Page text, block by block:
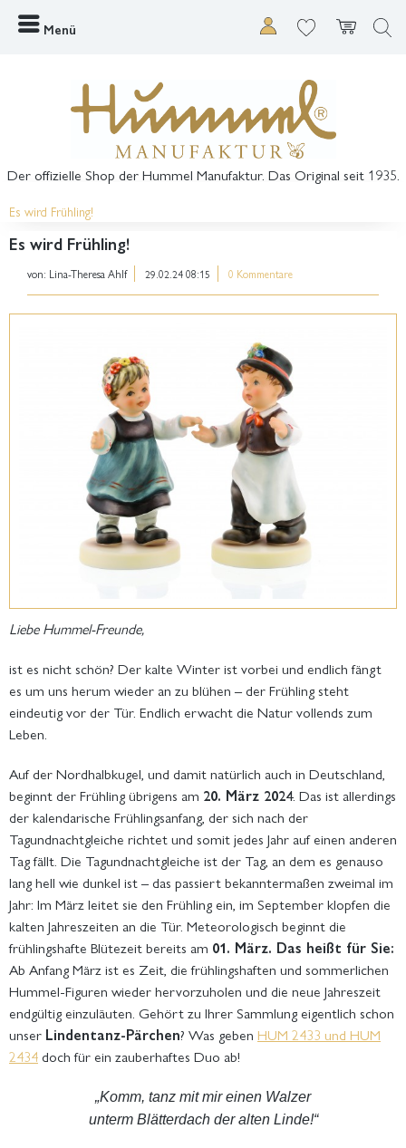
Menü
Der offizielle Shop der Hummel Manufaktur. Das Original seit 1935.
Es wird Frühling!
Es wird Frühling!
von: Lina-Theresa Ahlf 29.02.24 08:15 0 Kommentare
Liebe Hummel-Freunde,
ist es nicht schön? Der kalte Winter ist vorbei und endlich fängt
es um uns herum wieder an zu blühen – der Frühling steht
eindeutig vor der Tür. Endlich erwacht die Natur vollends zum
Leben.
Auf der Nordhalbkugel, und damit natürlich auch in Deutschland,
beginnt der Frühling übrigens am 20. März 2024. Das ist allerdings
der kalendarische Frühlingsanfang, der sich nach der
Tagundnachtgleiche richtet und somit jedes Jahr auf einen anderen
Tag fällt. Die Tagundnachtgleiche ist der Tag, an dem es genauso
lang hell wie dunkel ist – das passiert bekanntermaßen zweimal im
Jahr: Im März leitet sie den Frühling ein, im September klopfen die
kalten Jahreszeiten an die Tür. Meteorologisch beginnt die
frühlingshafte Blütezeit bereits am 01. März. Das heißt für Sie:
Ab Anfang März ist es Zeit, die frühlingshaften und sommerlichen
Hummel-Figuren wieder hervorzuholen und die neue Jahreszeit
endgültig einzuläuten. Gehört zu Ihrer Sammlung eigentlich schon
unser Lindentanz-Pärchen? Was geben HUM 2433 und HUM
2434doch für ein zauberhaftes Duo ab!
„Komm, tanz mit mir einen Walzer
unterm Blätterdach der alten Linde!“